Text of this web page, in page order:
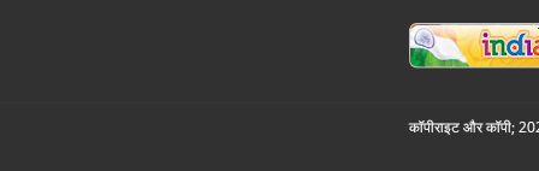
कॉपीराइट और कॉपी;